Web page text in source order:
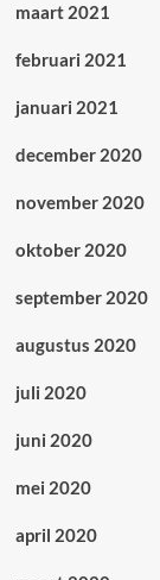
maart 2021
februari 2021
januari 2021
december 2020
november 2020
oktober 2020
september 2020
augustus 2020
juli 2020
juni 2020
mei 2020
april 2020